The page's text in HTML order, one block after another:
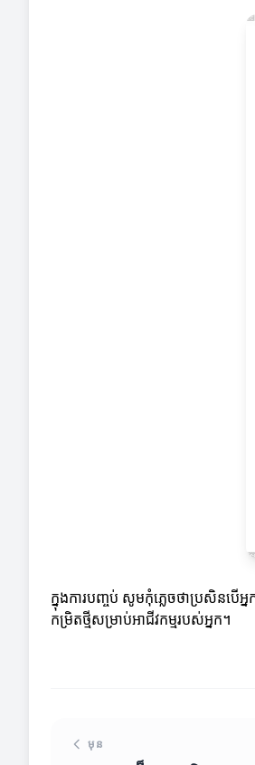
ក្នុងការបញ្ចប់ សូមកុំភ្លេចថាប្រសិនបើ
កម្រិតថ្មីសម្រាប់អាជីវកម្មរបស់អ្នក។
មុន